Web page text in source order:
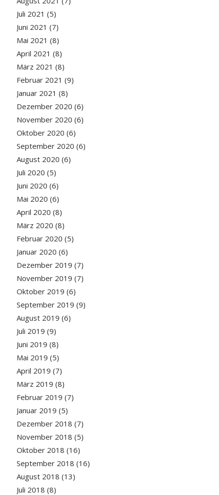
Juli 2021 (5)
Juni 2021 (7)
Mai 2021 (8)
April 2021 (8)
März 2021 (8)
Februar 2021 (9)
Januar 2021 (8)
Dezember 2020 (6)
November 2020 (6)
Oktober 2020 (6)
September 2020 (6)
August 2020 (6)
Juli 2020 (5)
Juni 2020 (6)
Mai 2020 (6)
April 2020 (8)
März 2020 (8)
Februar 2020 (5)
Januar 2020 (6)
Dezember 2019 (7)
November 2019 (7)
Oktober 2019 (6)
September 2019 (9)
August 2019 (6)
Juli 2019 (9)
Juni 2019 (8)
Mai 2019 (5)
April 2019 (7)
März 2019 (8)
Februar 2019 (7)
Januar 2019 (5)
Dezember 2018 (7)
November 2018 (5)
Oktober 2018 (16)
September 2018 (16)
August 2018 (13)
Juli 2018 (8)